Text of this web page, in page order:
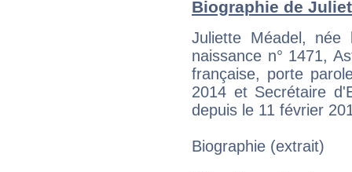
Biographie de
Juliette Méadel,
naissance n° 1471,
française, porte
2014 et Secrétaire
depuis le 11 février
Biographie (extrait)